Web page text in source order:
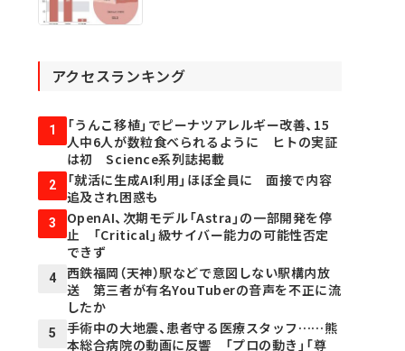
アクセスランキング
1
「うんこ移植」でピーナツアレルギー改善、15
人中6人が数粒食べられるように ヒトの実証
は初 Science系列誌掲載
2
「就活に生成AI利用」ほぼ全員に 面接で内容
追及され困惑も
3
OpenAI、次期モデル「Astra」の一部開発を停
止 「Critical」級サイバー能力の可能性否定
できず
4
西鉄福岡（天神）駅などで意図しない駅構内放
送 第三者が有名YouTuberの音声を不正に流
したか
5
手術中の大地震、患者守る医療スタッフ……熊
本総合病院の動画に反響 「プロの動き」「尊